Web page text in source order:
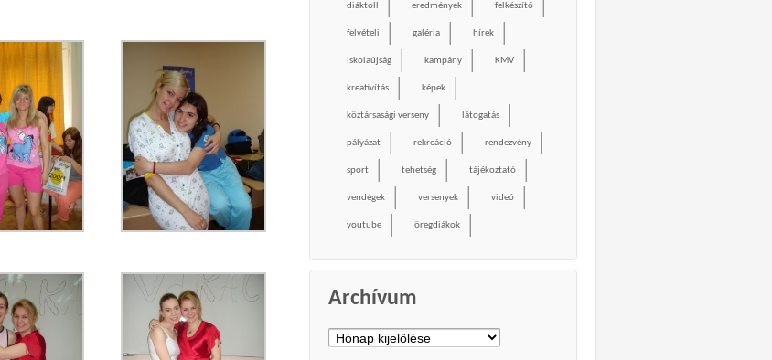
diáktoll eredmények felkészítő
felvételi galéria hírek
Iskolaújság kampány KMV
kreativítás képek
köztársasági verseny látogatás
pályázat rekreáció rendezvény
sport tehetség tájékoztató
vendégek versenyek videó
youtube öregdiákok
Archívum
Archívum